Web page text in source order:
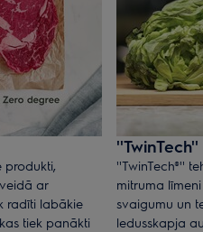
produkti,
ar
radīti labākie
tiek panākti
''TwinTech''
''TwinTech®''
mitruma
svaigumu un
ledusskapja